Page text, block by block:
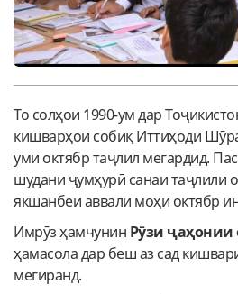
То солҳои 1990-ум дар
кишварҳои собиқ Иттиҳоди
уми октябр таҷлил мегардид.
шудани ҷумҳурӣ санаи таҷлили
якшанбеи аввали моҳи октябр
Имрӯз ҳамчунин Рӯзи ҷаҳонии
ҳамасола дар беш аз сад
мегиранд.